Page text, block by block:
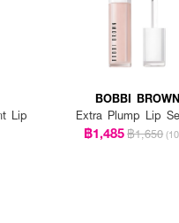
Lip
BOBBI BROWN
Extra Plump Lip
฿1,485฿1,650